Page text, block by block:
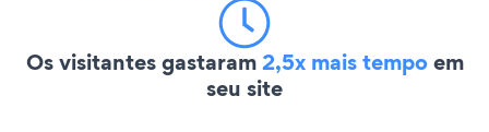
Os visitantes gastaram2,5x mais tempoem
seu site